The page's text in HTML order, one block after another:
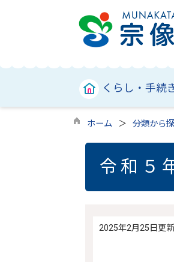
くらし・手続
ホーム 分類から
令和５
2025年2月25日更新